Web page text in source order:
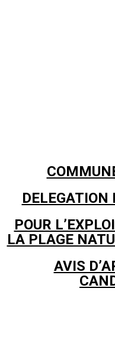
DELEGATION
POUR
LA PLAGE
AVIS